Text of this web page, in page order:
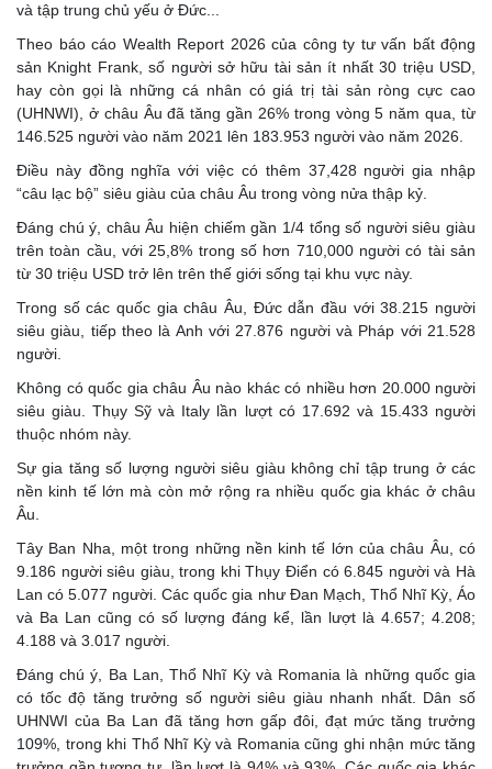
và tập trung chủ yếu ở Đức...
Theo báo cáo Wealth Report 2026 của công ty tư vấn bất động
sản Knight Frank, số người sở hữu tài sản ít nhất 30 triệu USD,
hay còn gọi là những cá nhân có giá trị tài sản ròng cực cao
(UHNWI), ở châu Âu đã tăng gần 26% trong vòng 5 năm qua, từ
146.525 người vào năm 2021 lên 183.953 người vào năm 2026.
Điều này đồng nghĩa với việc có thêm 37,428 người gia nhập
“câu lạc bộ” siêu giàu của châu Âu trong vòng nửa thập kỷ.
Đáng chú ý, châu Âu hiện chiếm gần 1/4 tổng số người siêu giàu
trên toàn cầu, với 25,8% trong số hơn 710,000 người có tài sản
từ 30 triệu USD trở lên trên thế giới sống tại khu vực này.
Trong số các quốc gia châu Âu, Đức dẫn đầu với 38.215 người
siêu giàu, tiếp theo là Anh với 27.876 người và Pháp với 21.528
người.
Không có quốc gia châu Âu nào khác có nhiều hơn 20.000 người
siêu giàu. Thụy Sỹ và Italy lần lượt có 17.692 và 15.433 người
thuộc nhóm này.
Sự gia tăng số lượng người siêu giàu không chỉ tập trung ở các
nền kinh tế lớn mà còn mở rộng ra nhiều quốc gia khác ở châu
Âu.
Tây Ban Nha, một trong những nền kinh tế lớn của châu Âu, có
9.186 người siêu giàu, trong khi Thụy Điển có 6.845 người và Hà
Lan có 5.077 người. Các quốc gia như Đan Mạch, Thổ Nhĩ Kỳ, Áo
và Ba Lan cũng có số lượng đáng kể, lần lượt là 4.657; 4.208;
4.188 và 3.017 người.
Đáng chú ý, Ba Lan, Thổ Nhĩ Kỳ và Romania là những quốc gia
có tốc độ tăng trưởng số người siêu giàu nhanh nhất. Dân số
UHNWI của Ba Lan đã tăng hơn gấp đôi, đạt mức tăng trưởng
109%, trong khi Thổ Nhĩ Kỳ và Romania cũng ghi nhận mức tăng